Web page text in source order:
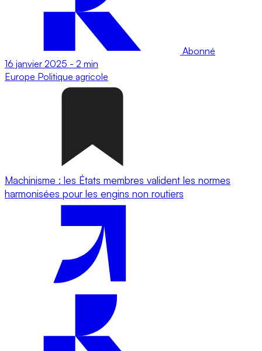
Abonné
16 janvier 2025 - 2 min
Europe Politique agricole
Machinisme : les États membres valident les normes
harmonisées pour les engins non routiers